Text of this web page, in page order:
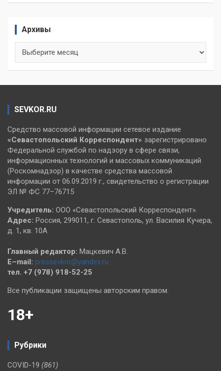
Архивы
SEVKOR.RU
Средство массовой информации сетевое издание
«Севастопольский Корреспондент» зарегистрировано
Федеральной службой по надзору в сфере связи,
информационных технологий и массовых коммуникаций
(Роскомнадзор) в качестве средства массовой
информации от 06.09.2019 г., свидетельство о регистрации
ЭЛ № ФС 77–76715
Учредитель: ООО «Севастопольский Корреспондент».
Адрес: Россия, 299011, г. Севастополь, ул. Василия Кучера,
д. 1, кв. 10А
Главный редактор: Мацкевич А.В.
E–mail: pressevkor@yandex.ru
тел. +7 (978) 918-52-25
Все публикации защищены авторским правом.
18+
Рубрики
COVID-19 (861)